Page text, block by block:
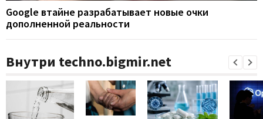
Google втайне разрабатывает новые очки
дополненной реальности
Внутри techno.bigmir.net